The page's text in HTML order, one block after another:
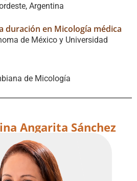
Argentina
duración en Micología médica
de México y Universidad
de Micología
Angarita Sánchez